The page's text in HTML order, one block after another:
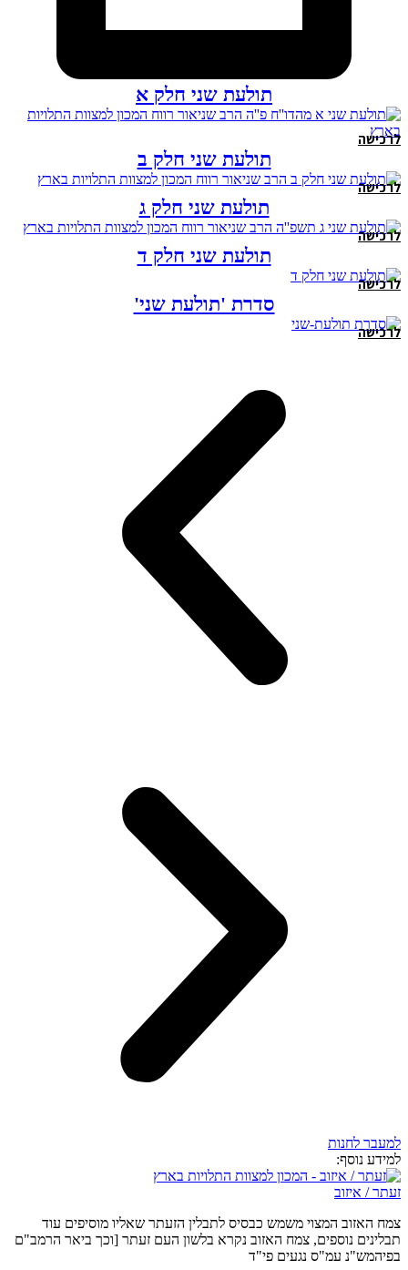
תולעת שני חלק א
לרכישה
תולעת שני חלק ב
לרכישה
תולעת שני חלק ג
לרכישה
תולעת שני חלק ד
לרכישה
סדרת 'תולעת שני'
לרכישה
למעבר לחנות
למידע נוסף:
זעתר / איזוב
צמח האזוב המצוי משמש כבסיס לתבלין הזעתר שאליו מוסיפים עוד
תבלינים נוספים, צמח האזוב נקרא בלשון העם זעתר [וכך ביאר הרמב"ם
בפיהמש"נ עמ"ס נגעים פי"ד